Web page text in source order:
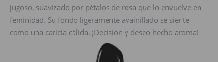
jugoso, suavizado por pétalos de rosa que lo envuelve en
feminidad. Su fondo ligeramente avainillado se siente
como una caricia cálida. ¡Decisión y deseo hecho aroma!